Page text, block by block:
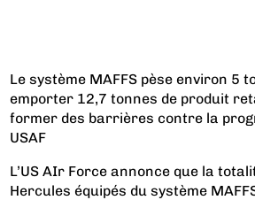
Le système MAFFS pèse environ 5
emporter 12,7 tonnes de produit
former des barrières contre la
USAF
L’US AIr Force annonce que la
Hercules équipés du système